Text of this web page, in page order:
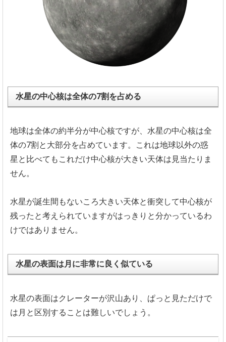
水星の中心核は全体の7割を占める
地球は全体の約半分が中心核ですが、 水星の中心核は全
体の7割と大部分を占めています。
これは地球以外の惑
星と比べてもこれだけ中心核が大きい天体は見当たりま
せん。
水星が誕生間もないころ大きい天体と衝突して中心核が
残ったと考えられていますがはっきりと分かっているわ
けではありません。
水星の表面は月に非常に良く似ている
水星の表面はクレーターが沢山あり、 ぱっと見ただけで
は月と区別することは難しいでしょう。